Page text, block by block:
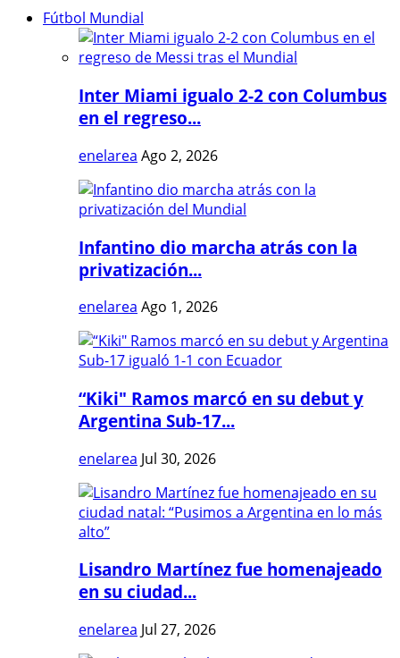
Fútbol Mundial
Inter Miami igualo 2-2 con Columbus
en el regreso...
enelarea Ago 2, 2026
Infantino dio marcha atrás con la
privatización...
enelarea Ago 1, 2026
“Kiki" Ramos marcó en su debut y
Argentina Sub-17...
enelarea Jul 30, 2026
Lisandro Martínez fue homenajeado
en su ciudad...
enelarea Jul 27, 2026